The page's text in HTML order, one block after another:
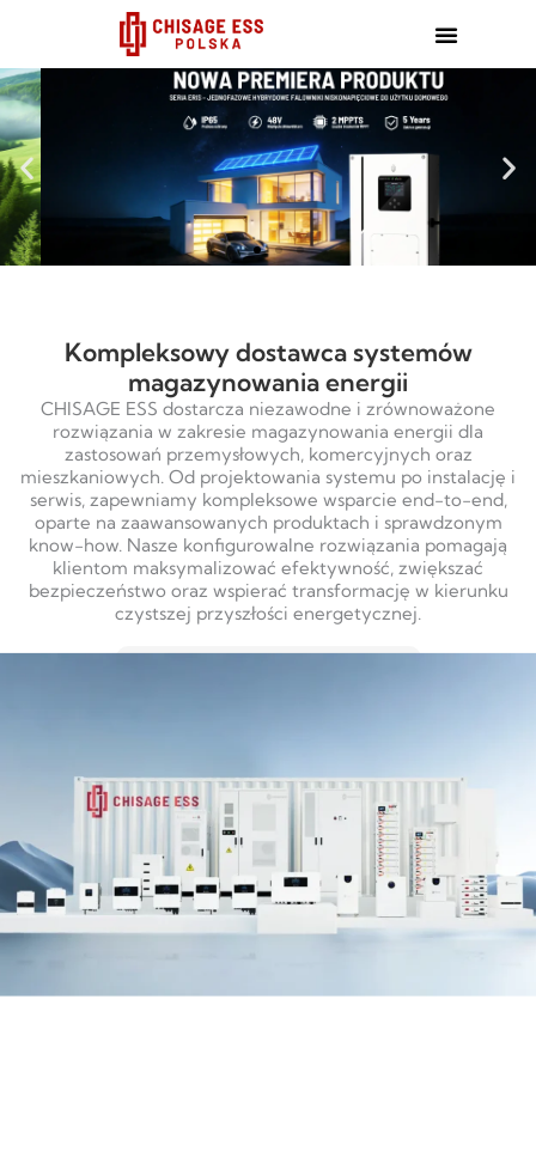
容
Kompleksowy dostawca systemów
magazynowania energii
CHISAGE ESS dostarcza niezawodne i zrównoważone
rozwiązania w zakresie magazynowania energii dla
zastosowań przemysłowych, komercyjnych oraz
mieszkaniowych. Od projektowania systemu po instalację i
serwis, zapewniamy kompleksowe wsparcie end-to-end,
oparte na zaawansowanych produktach i sprawdzonym
know-how. Nasze konfigurowalne rozwiązania pomagają
klientom maksymalizować efektywność, zwiększać
bezpieczeństwo oraz wspierać transformację w kierunku
czystszej przyszłości energetycznej.